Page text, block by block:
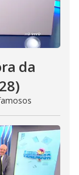
da